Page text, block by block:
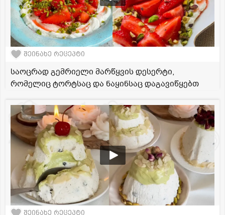
შეინახე რეცეპტი
საოცრად გემრიელი მარწყვის დესერტი,
რომელიც ტორტსაც და ნაყინსაც დაგავიწყებთ
შეინახე რეცეპტი